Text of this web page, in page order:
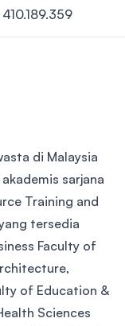
di Malaysia
sarjana
Training and
tersedia
Faculty of
of Education &
Sciences